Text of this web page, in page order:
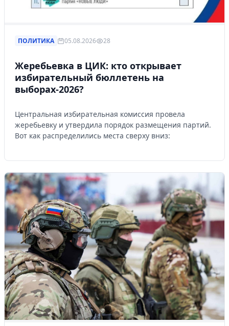
ПОЛИТИКА 05.08.2026 28
Жеребьевка в ЦИК: кто открывает
избирательный бюллетень на
выборах-2026?
Центральная избирательная комиссия провела
жеребьевку и утвердила порядок размещения партий.
Вот как распределились места сверху вниз: